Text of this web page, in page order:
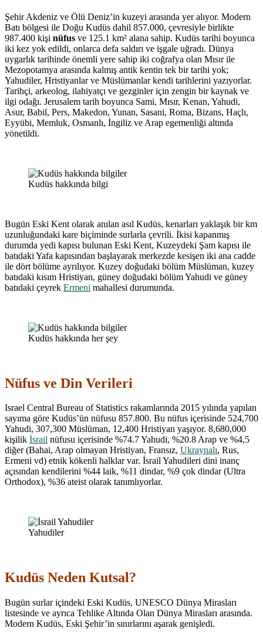
Şehir Akdeniz ve Ölü Deniz’in kuzeyi arasında yer alıyor. Modern
Batı bölgesi ile Doğu Kudüs dahil 857.000, çevresiyle birlikte
987.400 kişi nüfus ve 125.1 km² alana sahip. Kudüs tarihi boyunca
iki kez yok edildi, onlarca defa saldırı ve işgale uğradı. Dünya
uygarlık tarihinde önemli yere sahip iki coğrafya olan Mısır ile
Mezopotamya arasında kalmış antik kentin tek bir tarihi yok;
Yahudiler, Hristiyanlar ve Müslümanlar kendi tarihlerini yazıyorlar.
Tarihçi, arkeolog, ilahiyatçı ve gezginler için zengin bir kaynak ve
ilgi odağı. Jerusalem tarih boyunca Sami, Mısır, Kenan, Yahudi,
Asur, Babil, Pers, Makedon, Yunan, Sasani, Roma, Bizans, Haçlı,
Eyyübi, Memluk, Osmanlı, İngiliz ve Arap egemenliği altında
yönetildi.
Kudüs hakkında bilgi
Bugün Eski Kent olarak anılan asıl Kudüs, kenarları yaklaşık bir km
uzunluğundaki kare biçiminde surlarla çevrili. İkisi kapanmış
durumda yedi kapısı bulunan Eski Kent, Kuzeydeki Şam kapısı ile
batıdaki Yafa kapısından başlayarak merkezde kesişen iki ana cadde
ile dört bölüme ayrılıyor. Kuzey doğudaki bölüm Müslüman, kuzey
batıdaki kısım Hristiyan, güney doğudaki bölüm Yahudi ve güney
batıdaki çeyrek Ermeni mahallesi durumunda.
Kudüs hakkında her şey
Nüfus ve Din Verileri
Israel Central Bureau of Statistics rakamlarında 2015 yılında yapılan
sayıma göre Kudüs’ün nüfusu 857.800. Bu nüfus içerisinde 524,700
Yahudi, 307,300 Müslüman, 12,400 Hristiyan yaşıyor. 8,680,000
kişilik İsrail nüfusu içerisinde %74.7 Yahudi, %20.8 Arap ve %4,5
diğer (Bahai, Arap olmayan Hristiyan, Fransız, Ukraynalı, Rus,
Ermeni vd) etnik kökenli halklar var. İsrail Yahudileri dini inanç
açısından kendilerini %44 laik, %11 dindar, %9 çok dindar (Ultra
Orthodox), %36 ateist olarak tanımlıyorlar.
Yahudiler
Kudüs Neden Kutsal?
Bugün surlar içindeki Eski Kudüs, UNESCO Dünya Mirasları
listesinde ve ayrıca Tehlike Altında Olan Dünya Mirasları arasında.
Modern Kudüs, Eski Şehir’in sınırlarını aşarak genişledi.